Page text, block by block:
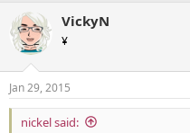
VickyN
¥
Jan 29, 2015
nickel said: